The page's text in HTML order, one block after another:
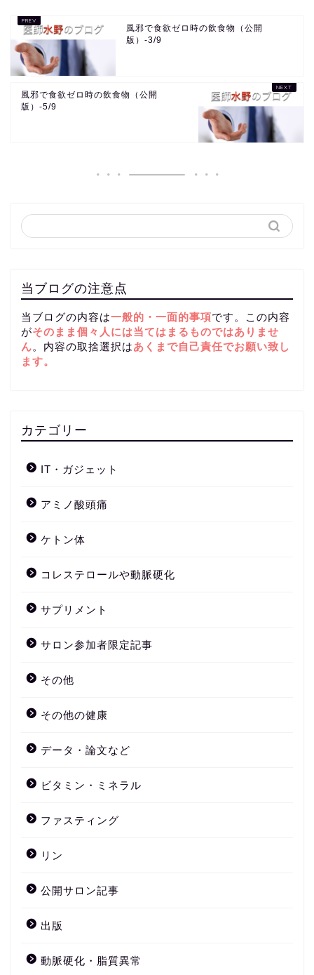
風邪で食欲ゼロ時の飲食物（公開
版）-3/9
風邪で食欲ゼロ時の飲食物（公開
版）-5/9
当ブログの注意点
当ブログの内容は一般的・一面的事項です。この内容
がそのまま個々人には当てはまるものではありませ
ん。内容の取捨選択はあくまで自己責任でお願い致し
ます。
カテゴリー
IT・ガジェット
アミノ酸頭痛
ケトン体
コレステロールや動脈硬化
サプリメント
サロン参加者限定記事
その他
その他の健康
データ・論文など
ビタミン・ミネラル
ファスティング
リン
公開サロン記事
出版
動脈硬化・脂質異常